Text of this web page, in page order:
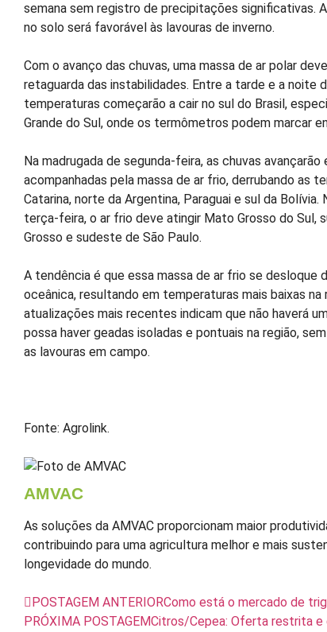
semana sem registro de precipitações significativas.
no solo será favorável às lavouras de inverno.
Com o avanço das chuvas, uma massa de ar polar
retaguarda das instabilidades. Entre a tarde e a noite
temperaturas começarão a cair no sul do Brasil,
Grande do Sul, onde os termômetros podem marcar
Na madrugada de segunda-feira, as chuvas avançarão
acompanhadas pela massa de ar frio, derrubando as
Catarina, norte da Argentina, Paraguai e sul da Bolívia.
terça-feira, o ar frio deve atingir Mato Grosso do Sul,
Grosso e sudeste de São Paulo.
A tendência é que essa massa de ar frio se desloque
oceânica, resultando em temperaturas mais baixas na
atualizações mais recentes indicam que não haverá
possa haver geadas isoladas e pontuais na região,
as lavouras em campo.
Fonte: Agrolink.
AMVAC
As soluções da AMVAC proporcionam maior
contribuindo para uma agricultura melhor e mais
longevidade do mundo.
POSTAGEM ANTERIORComo está o mercado de
PRÓXIMA POSTAGEMCitros/Cepea: Oferta restrita e